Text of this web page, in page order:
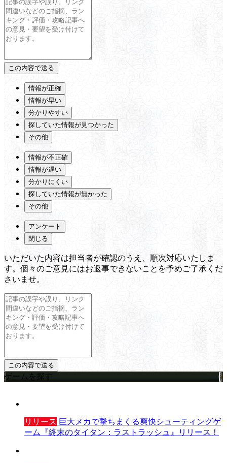
情報が正確
情報が早い
分かりやすい
探していた情報が見つかった
その他
情報が不正確
情報が遅い
分かりにくい
探していた情報が無かった
その他
アンケート
閉じる
いただいた内容は担当者が確認のうえ、順次対応いたしま
す。個々のご意見にはお返事できないことを予めご了承くだ
さいませ。
ゲームを探す
リリース 巨大メカで撃ちまくる爽快シューティングゲ
ーム『終末のタイタン：ラストラッシュ』リリース！